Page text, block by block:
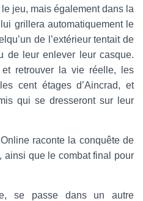
jeu, mais également dans la
grillera automatiquement le
de l’extérieur tentait de
de leur enlever leur casque.
retrouver la vie réelle, les
cent étages d’Aincrad, et
qui se dresseront sur leur
raconte la conquête de
ainsi que le combat final pour
se passe dans un autre